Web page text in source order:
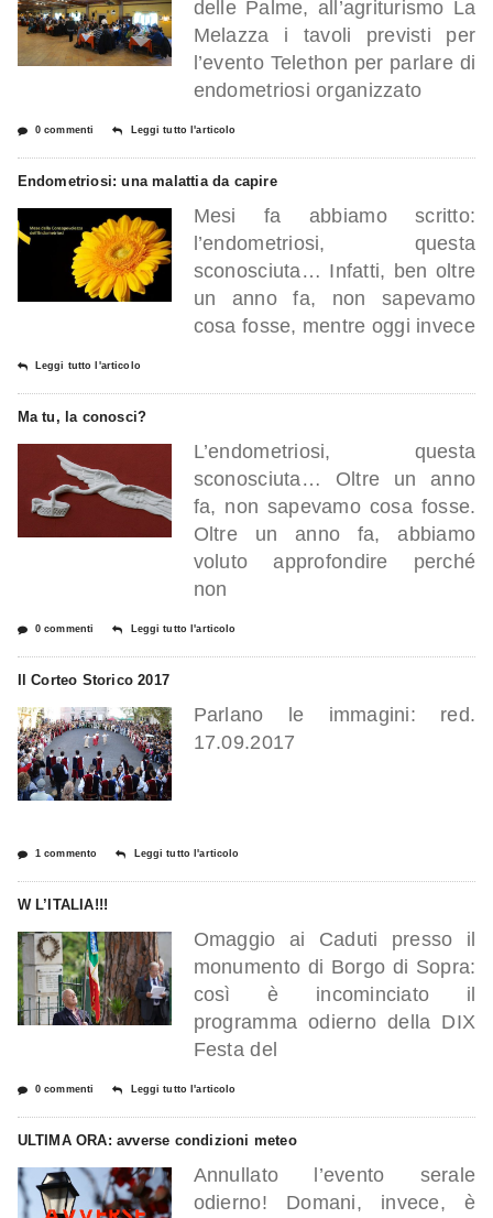
delle Palme, all’agriturismo La
Melazza i tavoli previsti per
l’evento Telethon per parlare di
endometriosi organizzato
0 commenti Leggi tutto l'articolo
Endometriosi: una malattia da capire
Mesi fa abbiamo scritto:
l’endometriosi, questa
sconosciuta… Infatti, ben oltre
un anno fa, non sapevamo
cosa fosse, mentre oggi invece
Leggi tutto l'articolo
Ma tu, la conosci?
L’endometriosi, questa
sconosciuta… Oltre un anno
fa, non sapevamo cosa fosse.
Oltre un anno fa, abbiamo
voluto approfondire perché
non
0 commenti Leggi tutto l'articolo
Il Corteo Storico 2017
Parlano le immagini: red.
17.09.2017
1 commento Leggi tutto l'articolo
W L’ITALIA!!!
Omaggio ai Caduti presso il
monumento di Borgo di Sopra:
così è incominciato il
programma odierno della DIX
Festa del
0 commenti Leggi tutto l'articolo
ULTIMA ORA: avverse condizioni meteo
Annullato l’evento serale
odierno! Domani, invece, è